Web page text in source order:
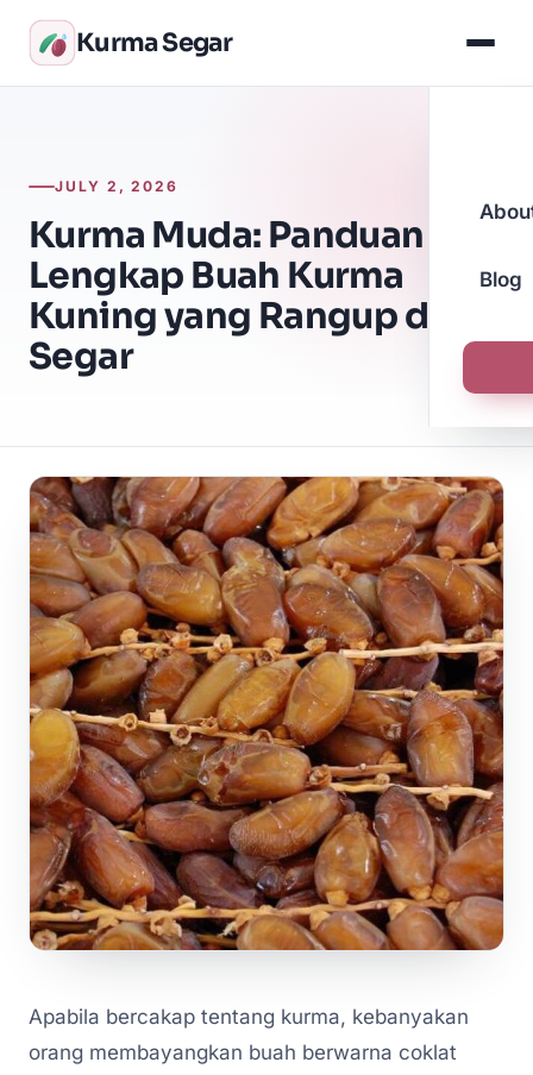
Kurma Segar
Blog
JULY 2, 2026
Kurma Muda: Panduan
Lengkap Buah Kurma
Kuning yang Rangup dan
Segar
Apabila bercakap tentang kurma, kebanyakan
orang membayangkan buah berwarna coklat